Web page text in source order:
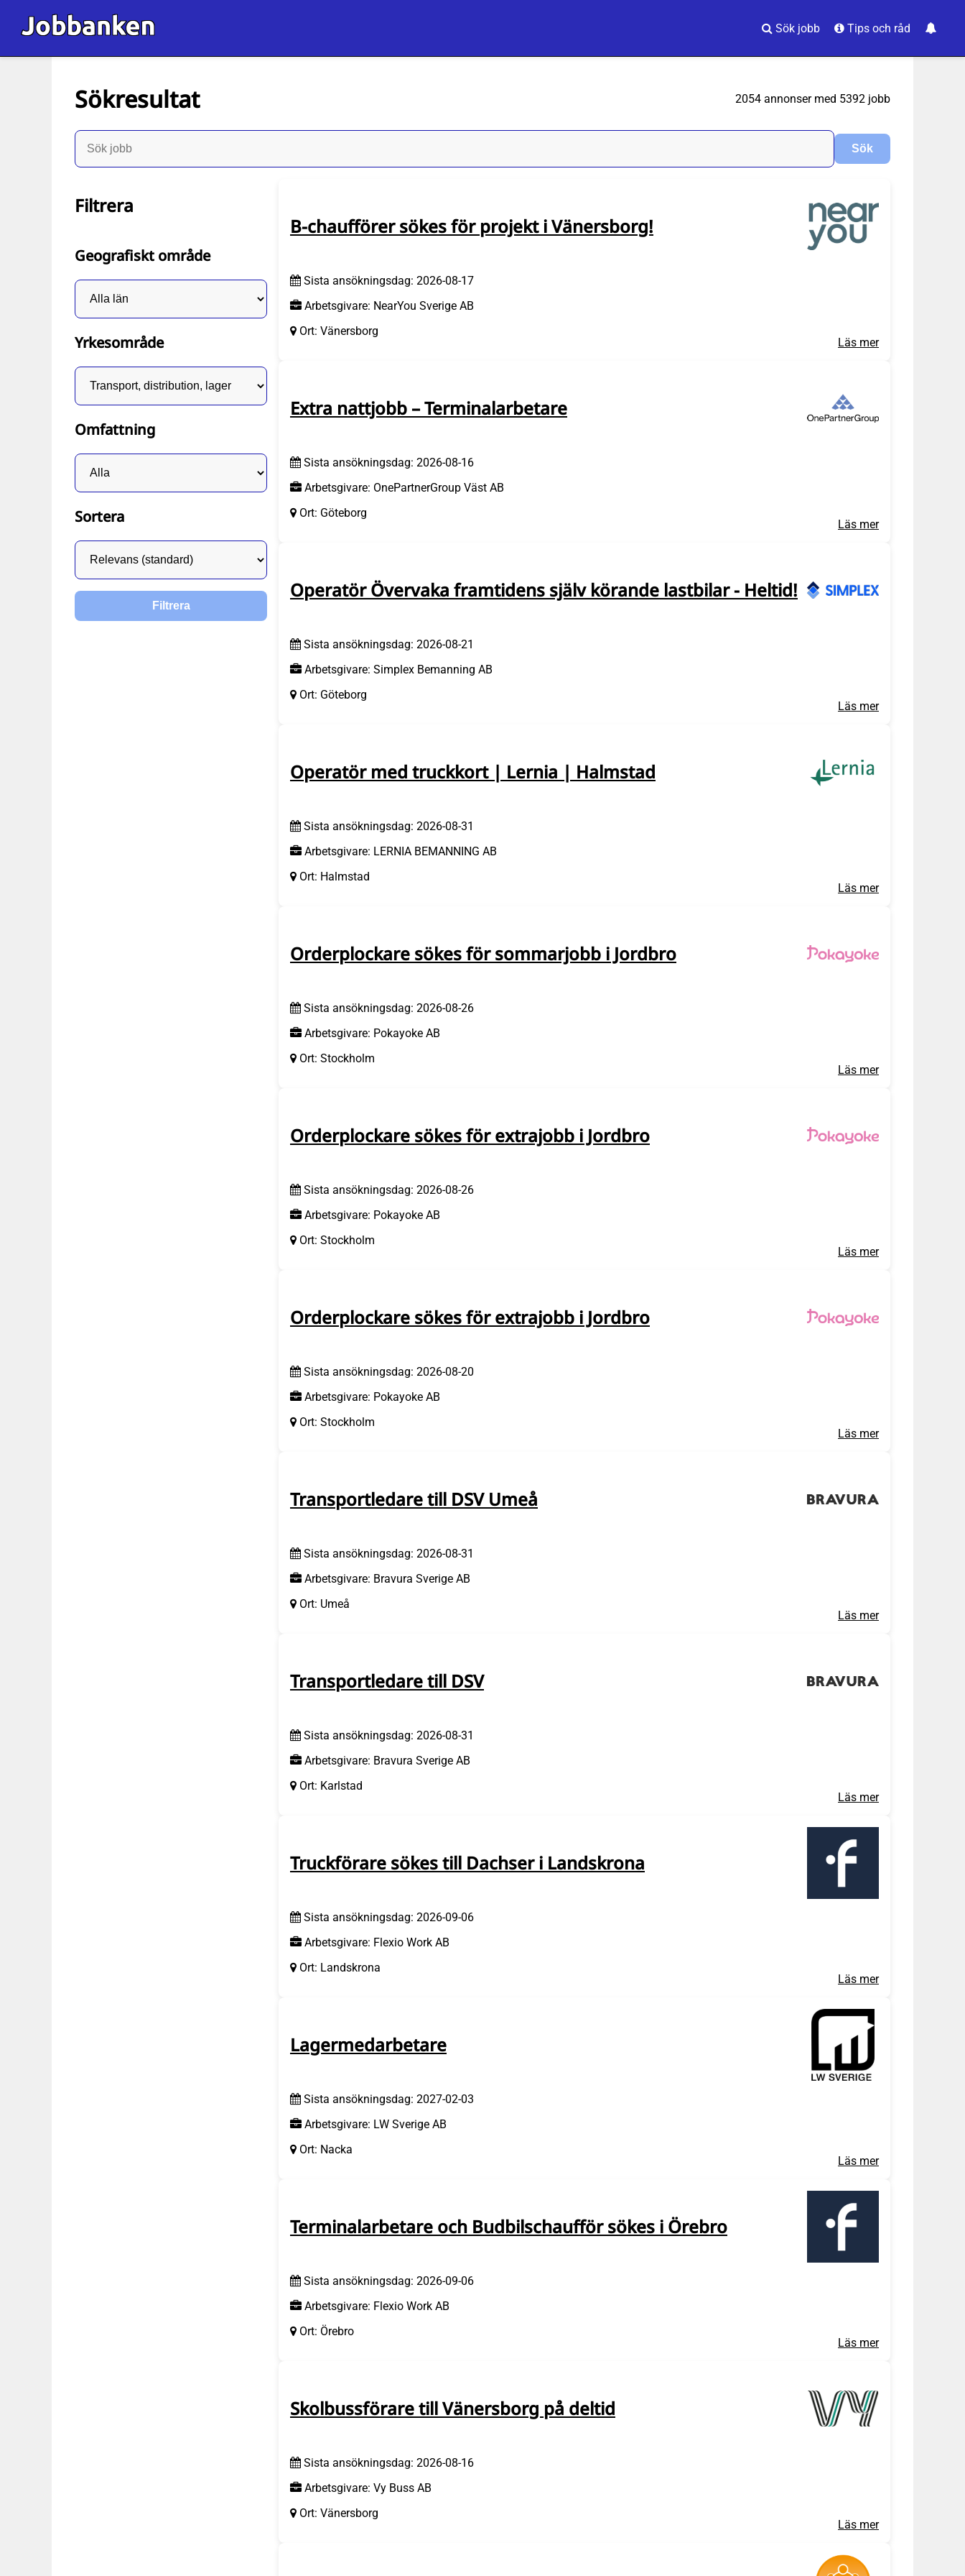
Sök jobb Tips och råd
Sökresultat 2054 annonser med 5392 jobb
Filtrera
Geografiskt område
Yrkesområde
Omfattning
Sortera
B-chaufförer sökes för projekt i Vänersborg!
Sista ansökningsdag: 2026-08-17
Arbetsgivare: NearYou Sverige AB
Ort: Vänersborg
Läs mer
Extra nattjobb – Terminalarbetare
Sista ansökningsdag: 2026-08-16
Arbetsgivare: OnePartnerGroup Väst AB
Ort: Göteborg
Läs mer
Operatör Övervaka framtidens själv körande lastbilar - Heltid!
Sista ansökningsdag: 2026-08-21
Arbetsgivare: Simplex Bemanning AB
Ort: Göteborg
Läs mer
Operatör med truckkort | Lernia | Halmstad
Sista ansökningsdag: 2026-08-31
Arbetsgivare: LERNIA BEMANNING AB
Ort: Halmstad
Läs mer
Orderplockare sökes för sommarjobb i Jordbro
Sista ansökningsdag: 2026-08-26
Arbetsgivare: Pokayoke AB
Ort: Stockholm
Läs mer
Orderplockare sökes för extrajobb i Jordbro
Sista ansökningsdag: 2026-08-26
Arbetsgivare: Pokayoke AB
Ort: Stockholm
Läs mer
Orderplockare sökes för extrajobb i Jordbro
Sista ansökningsdag: 2026-08-20
Arbetsgivare: Pokayoke AB
Ort: Stockholm
Läs mer
Transportledare till DSV Umeå
Sista ansökningsdag: 2026-08-31
Arbetsgivare: Bravura Sverige AB
Ort: Umeå
Läs mer
Transportledare till DSV
Sista ansökningsdag: 2026-08-31
Arbetsgivare: Bravura Sverige AB
Ort: Karlstad
Läs mer
Truckförare sökes till Dachser i Landskrona
Sista ansökningsdag: 2026-09-06
Arbetsgivare: Flexio Work AB
Ort: Landskrona
Läs mer
Lagermedarbetare
Sista ansökningsdag: 2027-02-03
Arbetsgivare: LW Sverige AB
Ort: Nacka
Läs mer
Terminalarbetare och Budbilschaufför sökes i Örebro
Sista ansökningsdag: 2026-09-06
Arbetsgivare: Flexio Work AB
Ort: Örebro
Läs mer
Skolbussförare till Vänersborg på deltid
Sista ansökningsdag: 2026-08-16
Arbetsgivare: Vy Buss AB
Ort: Vänersborg
Läs mer